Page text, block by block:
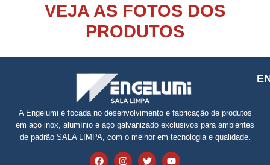
VEJA AS FOTOS DOS
PRODUTOS
A Engelumi é focada no desenvolvimento e fabricação de produtos
em aço inox, alumínio e aço galvanizado exclusivos para ambientes
de padrão SALA LIMPA, com o melhor em tecnologia e qualidade.